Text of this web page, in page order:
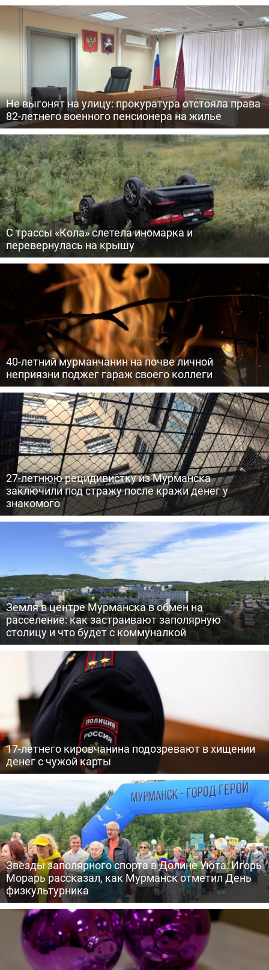
Не выгонят на улицу: прокуратура отстояла права
82-летнего военного пенсионера на жилье
С трассы «Кола» слетела иномарка и
перевернулась на крышу
40-летний мурманчанин на почве личной
неприязни поджег гараж своего коллеги
27-летнюю рецидивистку из Мурманска
заключили под стражу после кражи денег у
знакомого
Земля в центре Мурманска в обмен на
расселение: как застраивают заполярную
столицу и что будет с коммуналкой
17-летнего кировчанина подозревают в хищении
денег с чужой карты
Звезды заполярного спорта в Долине Уюта: Игорь
Морарь рассказал, как Мурманск отметил День
физкультурника